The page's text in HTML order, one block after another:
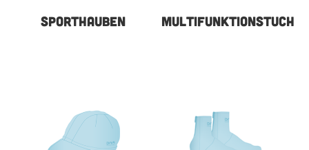
SPORTHAUBEN MULTIFUNKTIONSTUCH